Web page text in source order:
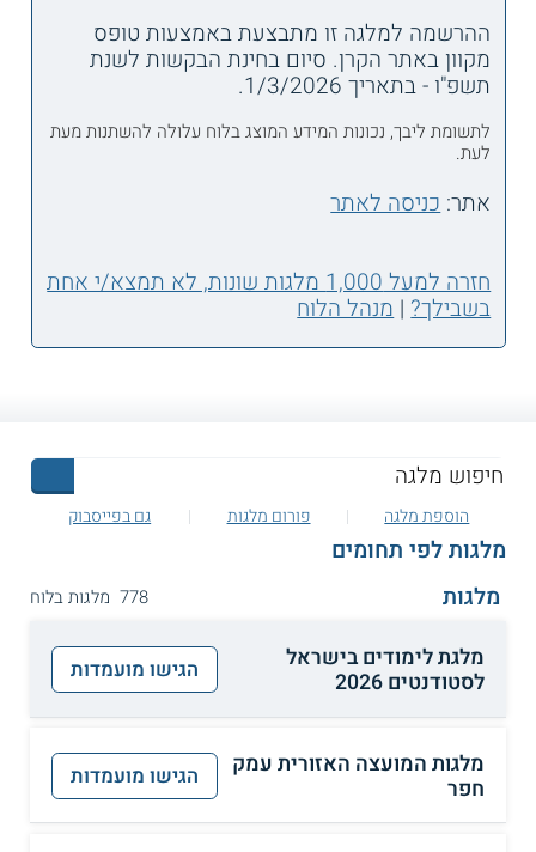
ההרשמה למלגה זו מתבצעת באמצעות טופס
מקוון באתר הקרן. סיום בחינת הבקשות לשנת
תשפ"ו - בתאריך 1/3/2026.
לתשומת ליבך, נכונות המידע המוצג בלוח עלולה להשתנות מעת
לעת.
אתר:כניסה לאתר
חזרה למעל 1,000 מלגות שונות, לא תמצא/י אחת
בשבילך?|מנהל הלוח
הוספת מלגה פורום מלגות גם בפייסבוק
מלגות לפי תחומים
מלגות
778 מלגות בלוח
מלגת לימודים בישראל
לסטודנטים 2026
הגישו מועמדות
מלגות המועצה האזורית עמק
חפר
הגישו מועמדות